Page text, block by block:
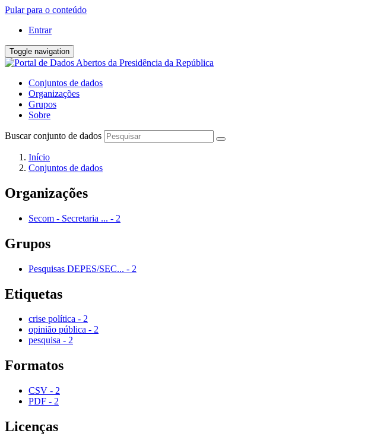
Pular para o conteúdo
Entrar
Toggle navigation
Conjuntos de dados
Organizações
Grupos
Sobre
Buscar conjunto de dados
Início
Conjuntos de dados
Organizações
Secom - Secretaria ... - 2
Grupos
Pesquisas DEPES/SEC... - 2
Etiquetas
crise política - 2
opinião pública - 2
pesquisa - 2
Formatos
CSV - 2
PDF - 2
Licenças